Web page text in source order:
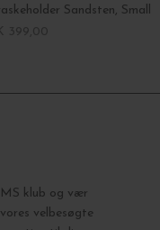
Sandsten, Small
klub og vær
velbesøgte